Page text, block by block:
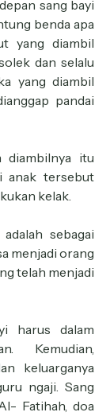
sang bayi
benda apa
yang diambil
dan selalu
yang diambil
pandai
diambilnya itu
anak tersebut
kelak.
sebagai
menjadi orang
telah menjadi
harus dalam
Kemudian,
keluarganya
ngaji. Sang
Fatihah, doa